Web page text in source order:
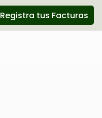
Registra tus Facturas